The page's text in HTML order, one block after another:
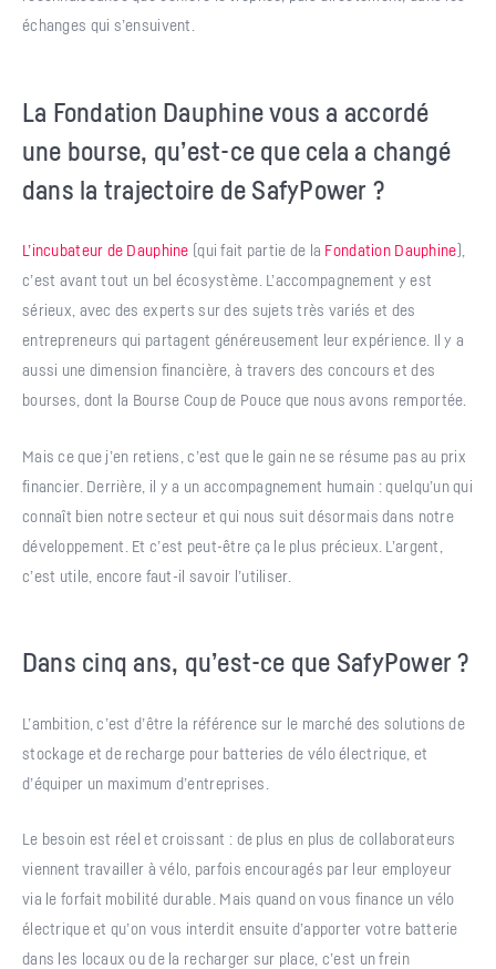
échanges qui s’ensuivent.
La Fondation Dauphine vous a accordé
une bourse, qu’est-ce que cela a changé
dans la trajectoire de SafyPower ?
L’incubateur de Dauphine (qui fait partie de la Fondation Dauphine),
c’est avant tout un bel écosystème. L’accompagnement y est
sérieux, avec des experts sur des sujets très variés et des
entrepreneurs qui partagent généreusement leur expérience. Il y a
aussi une dimension financière, à travers des concours et des
bourses, dont la Bourse Coup de Pouce que nous avons remportée.
Mais ce que j’en retiens, c’est que le gain ne se résume pas au prix
financier. Derrière, il y a un accompagnement humain : quelqu’un qui
connaît bien notre secteur et qui nous suit désormais dans notre
développement. Et c’est peut-être ça le plus précieux. L’argent,
c’est utile, encore faut-il savoir l’utiliser.
Dans cinq ans, qu’est-ce que SafyPower ?
L’ambition, c’est d’être la référence sur le marché des solutions de
stockage et de recharge pour batteries de vélo électrique, et
d’équiper un maximum d’entreprises.
Le besoin est réel et croissant : de plus en plus de collaborateurs
viennent travailler à vélo, parfois encouragés par leur employeur
via le forfait mobilité durable. Mais quand on vous finance un vélo
électrique et qu’on vous interdit ensuite d’apporter votre batterie
dans les locaux ou de la recharger sur place, c’est un frein